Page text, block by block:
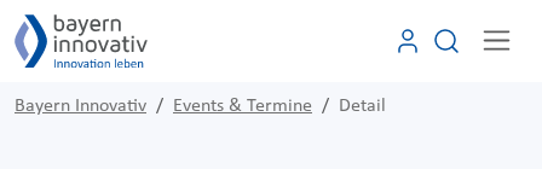
Bayern Innovativ Events & Termine Detail